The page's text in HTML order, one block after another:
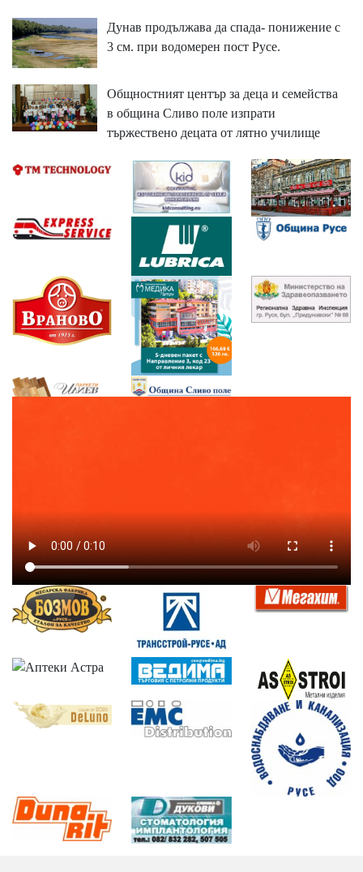
Дунав продължава да спада- понижение с
3 см. при водомерен пост Русе.
Общностният център за деца и семейства
в община Сливо поле изпрати
тържествено децата от лятно училище